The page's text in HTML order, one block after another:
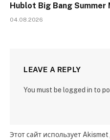
Hublot Big Bang
04.08.2026
LEAVE A REPLY
You must be logged in to
Этот сайт использует